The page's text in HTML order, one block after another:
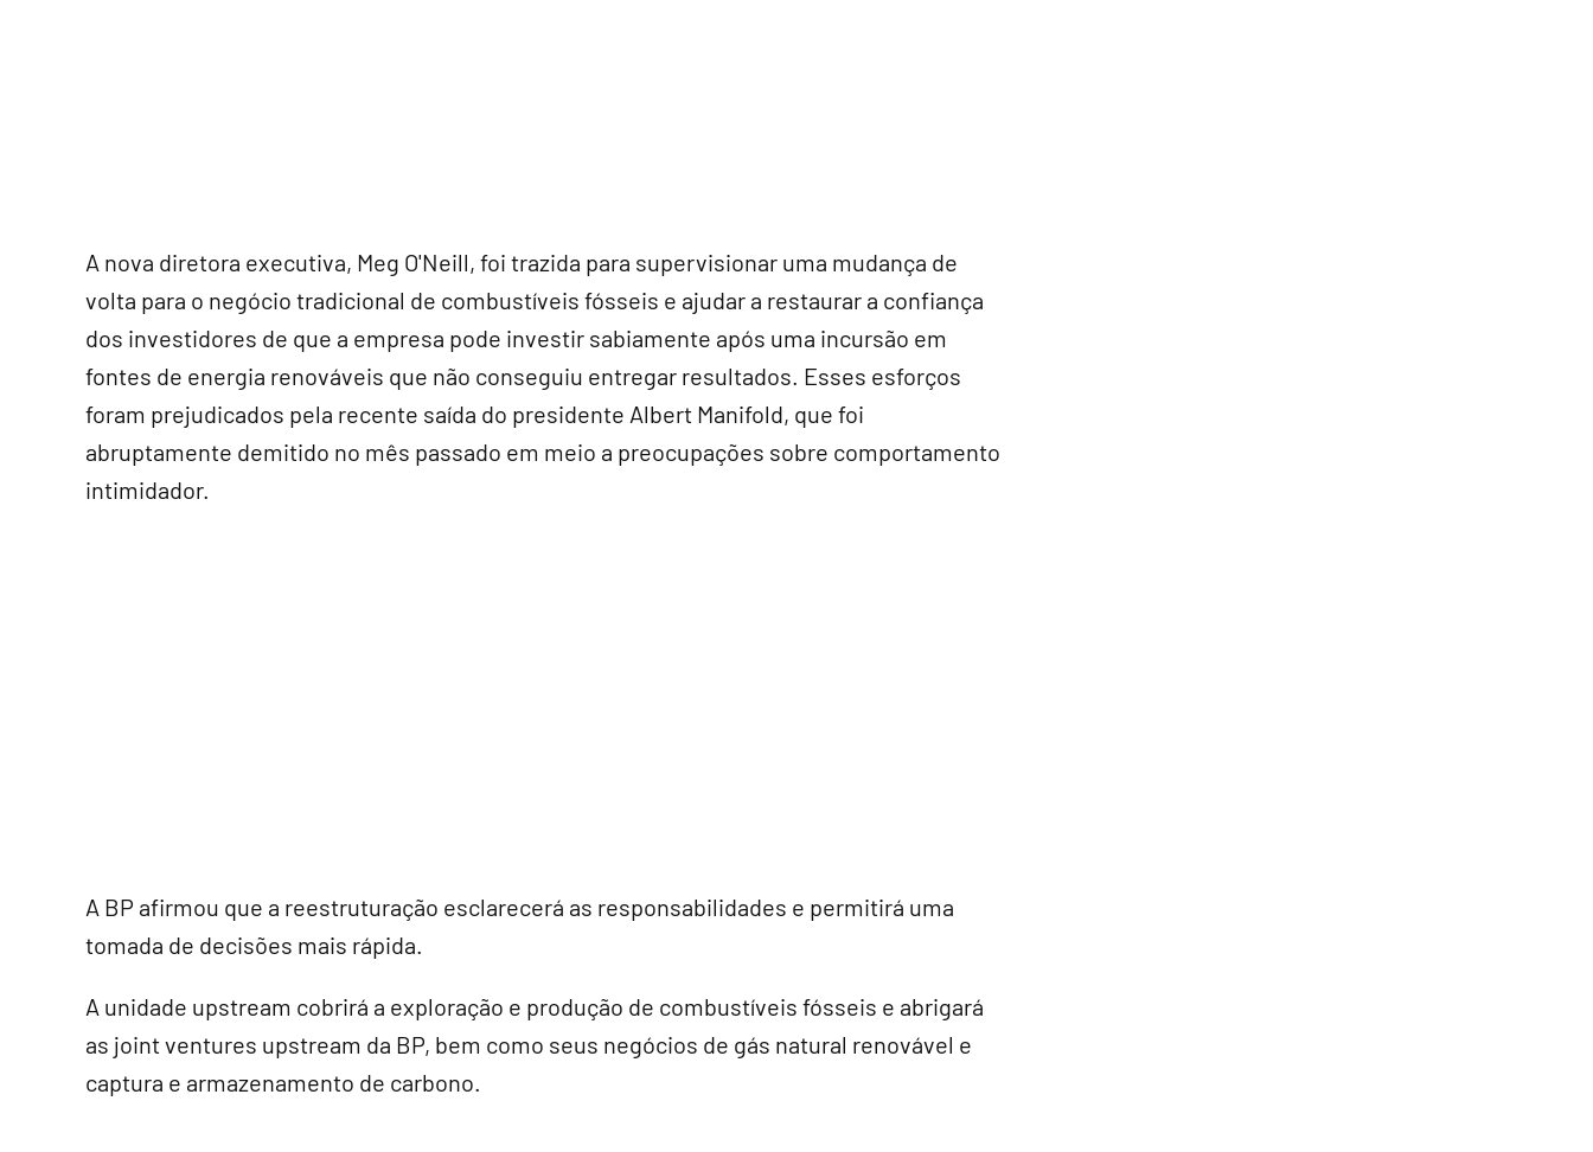
A nova diretora executiva, Meg O'Neill, foi trazida para supervisionar uma mudança de
volta para o negócio tradicional de combustíveis fósseis e ajudar a restaurar a confiança
dos investidores de que a empresa pode investir sabiamente após uma incursão em
fontes de energia renováveis que não conseguiu entregar resultados. Esses esforços
foram prejudicados pela recente saída do presidente Albert Manifold, que foi
abruptamente demitido no mês passado em meio a preocupações sobre comportamento
intimidador.
A BP afirmou que a reestruturação esclarecerá as responsabilidades e permitirá uma
tomada de decisões mais rápida.
A unidade upstream cobrirá a exploração e produção de combustíveis fósseis e abrigará
as joint ventures upstream da BP, bem como seus negócios de gás natural renovável e
captura e armazenamento de carbono.